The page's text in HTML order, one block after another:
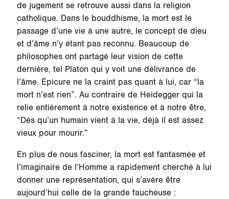
de jugement se retrouve aussi dans la religion
catholique. Dans le bouddhisme, la mort est le
passage d’une vie à une autre, le concept de dieu
et d’âme n’y étant pas reconnu. Beaucoup de
philosophes ont partagé leur vision de cette
dernière, tel Platon qui y voit une délivrance de
l’âme. Épicure ne la craint pas quant à lui, car “la
mort n’est rien”. Au contraire de Heidegger qui la
relie entièrement à notre existence et à notre être,
“Dès qu’un humain vient à la vie, déjà il est assez
vieux pour mourir.”
En plus de nous fasciner, la mort est fantasmée et
l’imaginaire de l’Homme a rapidement cherché à lui
donner une représentation, qui s’avère être
aujourd’hui celle de la grande faucheuse :